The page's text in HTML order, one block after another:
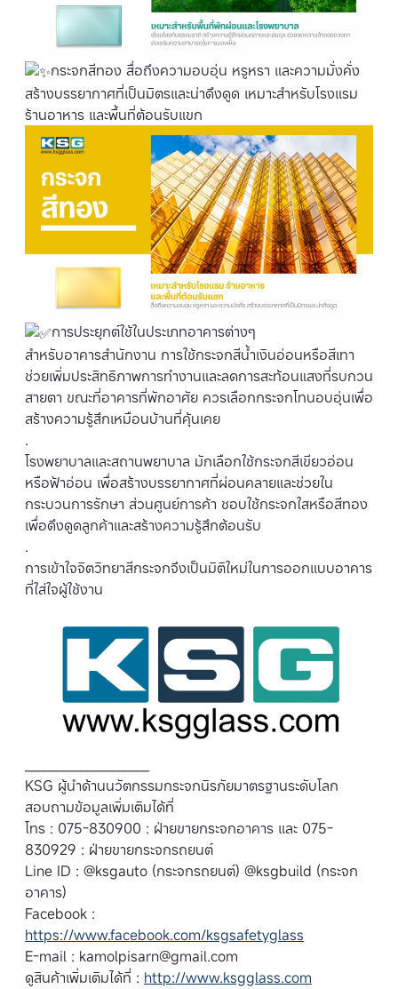
กระจกสีทอง สื่อถึงความอบอุ่น หรูหรา และความมั่งคั่ง
สร้างบรรยากาศที่เป็นมิตรและน่าดึงดูด เหมาะสำหรับโรงแรม
ร้านอาหาร และพื้นที่ต้อนรับแขก
การประยุกต์ใช้ในประเภทอาคารต่างๆ
สำหรับอาคารสำนักงาน การใช้กระจกสีน้ำเงินอ่อนหรือสีเทา
ช่วยเพิ่มประสิทธิภาพการทำงานและลดการสะท้อนแสงที่รบกวน
สายตา ขณะที่อาคารที่พักอาศัย ควรเลือกกระจกโทนอบอุ่นเพื่อ
สร้างความรู้สึกเหมือนบ้านที่คุ้นเคย
.
โรงพยาบาลและสถานพยาบาล มักเลือกใช้กระจกสีเขียวอ่อน
หรือฟ้าอ่อน เพื่อสร้างบรรยากาศที่ผ่อนคลายและช่วยใน
กระบวนการรักษา ส่วนศูนย์การค้า ชอบใช้กระจกใสหรือสีทอง
เพื่อดึงดูดลูกค้าและสร้างความรู้สึกต้อนรับ
.
การเข้าใจจิตวิทยาสีกระจกจึงเป็นมิติใหม่ในการออกแบบอาคาร
ที่ใส่ใจผู้ใช้งาน
KSG ผู้นำด้านนวัตกรรมกระจกนิรภัยมาตรฐานระดับโลก
สอบถามข้อมูลเพิ่มเติมได้ที่
โทร : 075-830900 : ฝ่ายขายกระจกอาคาร และ 075-
830929 : ฝ่ายขายกระจกรถยนต์
Line ID : @ksgauto (กระจกรถยนต์) @ksgbuild (กระจก
อาคาร)
Facebook :
https://www.facebook.com/ksgsafetyglass
E-mail : kamolpisarn@gmail.com
ดูสินค้าเพิ่มเติมได้ที่ : http://www.ksgglass.com